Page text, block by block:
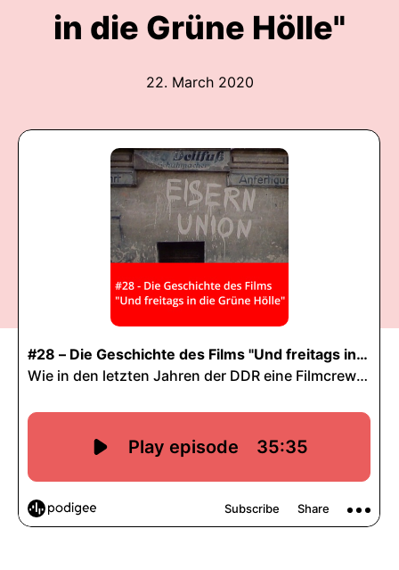
in die Grüne Hölle"
22. March 2020